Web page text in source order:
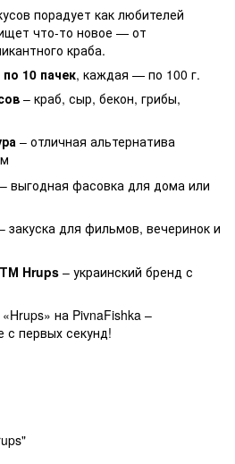
порадует как любителей
что-то новое — от
краба.
10 пачек, каждая — по 100 г.
– краб, сыр, бекон, грибы,
– отличная альтернатива
– выгодная фасовка для дома или
закуска для фильмов, вечеринок и
Hrups – украинский бренд с
на PivnaFishka –
с первых секунд!